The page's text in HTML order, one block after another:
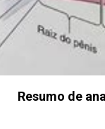
Resumo de